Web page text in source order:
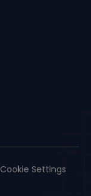
Cookie Settings